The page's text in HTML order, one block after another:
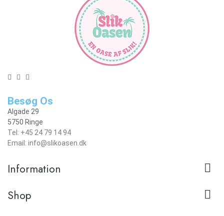
Besøg Os
Algade 29
5750 Ringe
Tel: +45 24 79 14 94
Email: info@slikoasen.dk
Information 
Shop 